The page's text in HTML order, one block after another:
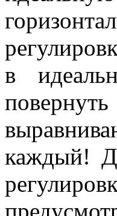
в
каждый!